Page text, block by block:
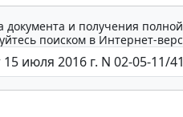
документа и получения
поиском в Интернет-